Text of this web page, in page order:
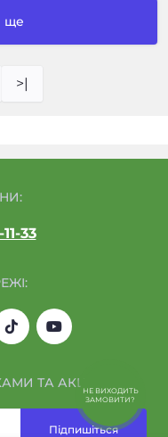
ще
>|
33
ТА АКЦІЯМИ:
Підпишіться
НЕ ВИХОДИТЬ
ЗАМОВИТИ?